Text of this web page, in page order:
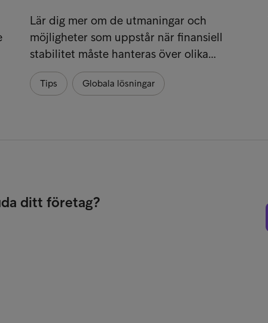
Lär dig mer om de utmaningar och
möjligheter som uppstår när finansiell
stabilitet måste hanteras över olika…
Tips Globala lösningar
ditt företag?